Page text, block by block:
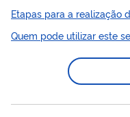
visa obter
Para utilizar esse serviço
usuário externo do SEI-
serviço " Solicitar
Etapas para a realização
Quem pode utilizar este